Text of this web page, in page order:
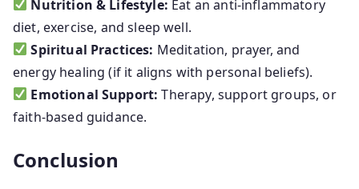
Nutrition & Lifestyle: Eat an anti-inflammatory
diet, exercise, and sleep well.
Spiritual Practices: Meditation, prayer, and
energy healing (if it aligns with personal beliefs).
Emotional Support: Therapy, support groups, or
faith-based guidance.
Conclusion